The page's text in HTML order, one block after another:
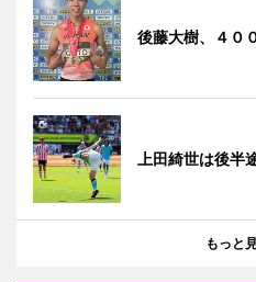
後藤大樹、４０
上田綺世は後
もっと